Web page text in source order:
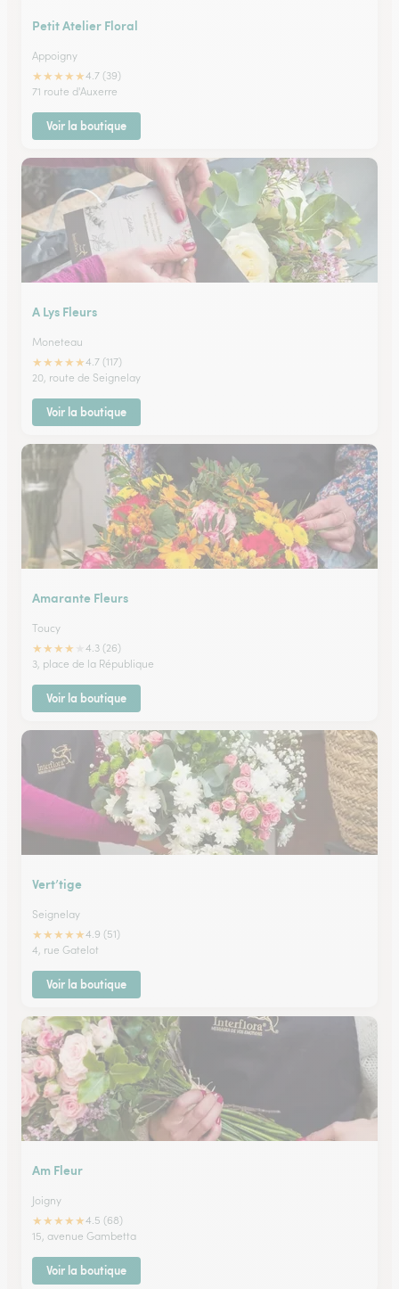
Petit Atelier Floral
Appoigny
★★★★★4.7 (39)
71 route d'Auxerre
Voir la boutique
A Lys Fleurs
Moneteau
★★★★★4.7 (117)
20, route de Seignelay
Voir la boutique
Amarante Fleurs
Toucy
★★★★
4.3 (26)
3, place de la République
Voir la boutique
Vert’tige
Seignelay
★★★★★4.9 (51)
4, rue Gatelot
Voir la boutique
Am Fleur
Joigny
★★★★★4.5 (68)
15, avenue Gambetta
Voir la boutique